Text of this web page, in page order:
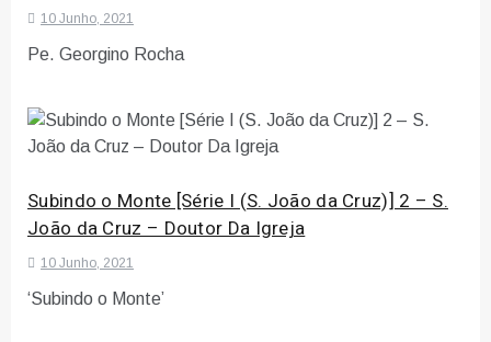
10 Junho, 2021
Pe. Georgino Rocha
Subindo o Monte [Série I (S. João da Cruz)] 2 – S.
João da Cruz – Doutor Da Igreja
10 Junho, 2021
‘Subindo o Monte’